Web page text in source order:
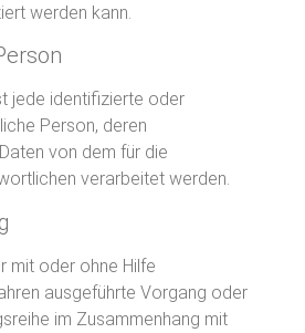
werden kann.
jede identifizierte oder
Person, deren
von dem für die
verarbeitet werden.
mit oder ohne Hilfe
ausgeführte Vorgang oder
im Zusammenhang mit